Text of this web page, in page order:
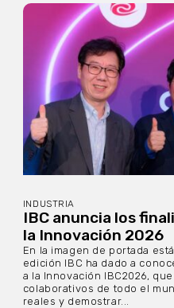
INDUSTRIA
IBC anuncia los
la Innovación 2026
En la imagen de portada
edición IBC ha dado a
a la Innovación IBC2026,
colaborativos de todo el
reales y demostrar...